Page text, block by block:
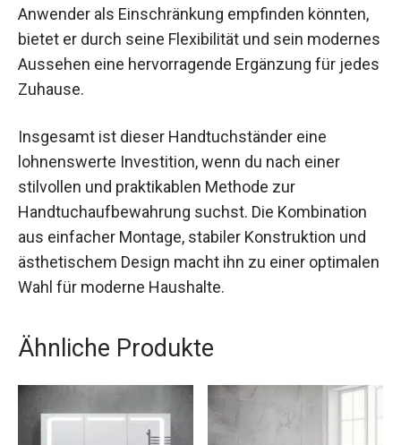
Anwender als Einschränkung empfinden könnten,
bietet er durch seine Flexibilität und sein modernes
Aussehen eine hervorragende Ergänzung für jedes
Zuhause.
Insgesamt ist dieser Handtuchständer eine
lohnenswerte Investition, wenn du nach einer
stilvollen und praktikablen Methode zur
Handtuchaufbewahrung suchst. Die Kombination
aus einfacher Montage, stabiler Konstruktion und
ästhetischem Design macht ihn zu einer optimalen
Wahl für moderne Haushalte.
Ähnliche Produkte